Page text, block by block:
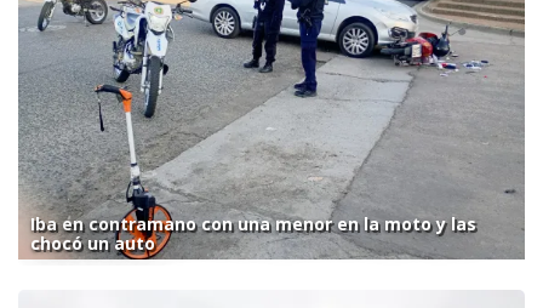
Iba en contramano con una menor en la moto y las
chocó un auto